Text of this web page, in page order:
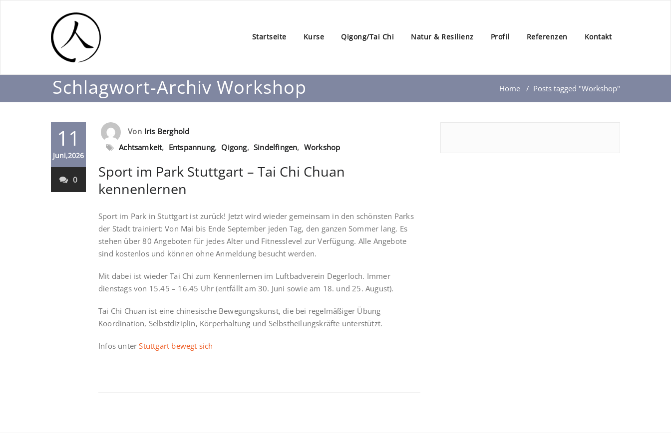
Startseite Kurse Qigong/Tai Chi Natur & Resilienz Profil Referenzen Kontakt
Schlagwort-Archiv Workshop Home / Posts tagged "Workshop"
11
Juni,2026
0
Von Iris Berghold
Achtsamkeit, Entspannung, Qigong, Sindelfingen, Workshop
Sport im Park Stuttgart – Tai Chi Chuan
kennenlernen
Sport im Park in Stuttgart ist zurück! Jetzt wird wieder gemeinsam in den schönsten Parks
der Stadt trainiert: Von Mai bis Ende September jeden Tag, den ganzen Sommer lang. Es
stehen über 80 Angeboten für jedes Alter und Fitnesslevel zur Verfügung. Alle Angebote
sind kostenlos und können ohne Anmeldung besucht werden.
Mit dabei ist wieder Tai Chi zum Kennenlernen im Luftbadverein Degerloch. Immer
dienstags von 15.45 – 16.45 Uhr (entfällt am 30. Juni sowie am 18. und 25. August).
Tai Chi Chuan ist eine chinesische Bewegungskunst, die bei regelmäßiger Übung
Koordination, Selbstdiziplin, Körperhaltung und Selbstheilungskräfte unterstützt.
Infos unterStuttgart bewegt sich